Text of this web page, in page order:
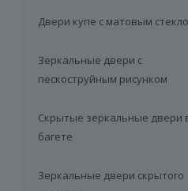
Двери купе с матовым
Зеркальные двери с
пескоструйным рисунком
Скрытые зеркальные двери
багете
Зеркальные двери скрытого